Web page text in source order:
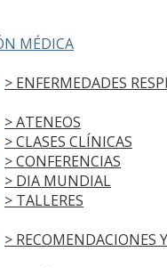
MÉDICA
> ENFERMEDADES
> ATENEOS
> CLASES CLÍNICAS
> CONFERENCIAS
> DIA MUNDIAL
> TALLERES
> RECOMENDACIONES